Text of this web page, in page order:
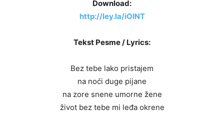
Download:
http://ley.la/iOINT
Tekst Pesme / Lyrics:
Bez tebe lako pristajem
na noći duge pijane
na zore snene umorne žene
život bez tebe mi leđa okrene